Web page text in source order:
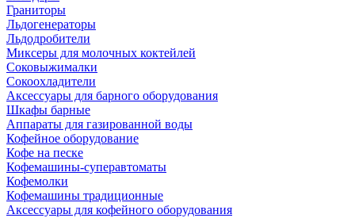
Граниторы
Льдогенераторы
Льдодробители
Миксеры для молочных коктейлей
Соковыжималки
Сокоохладители
Аксессуары для барного оборудования
Шкафы барные
Аппараты для газированной воды
Кофейное оборудование
Кофе на песке
Кофемашины-суперавтоматы
Кофемолки
Кофемашины традиционные
Аксессуары для кофейного оборудования